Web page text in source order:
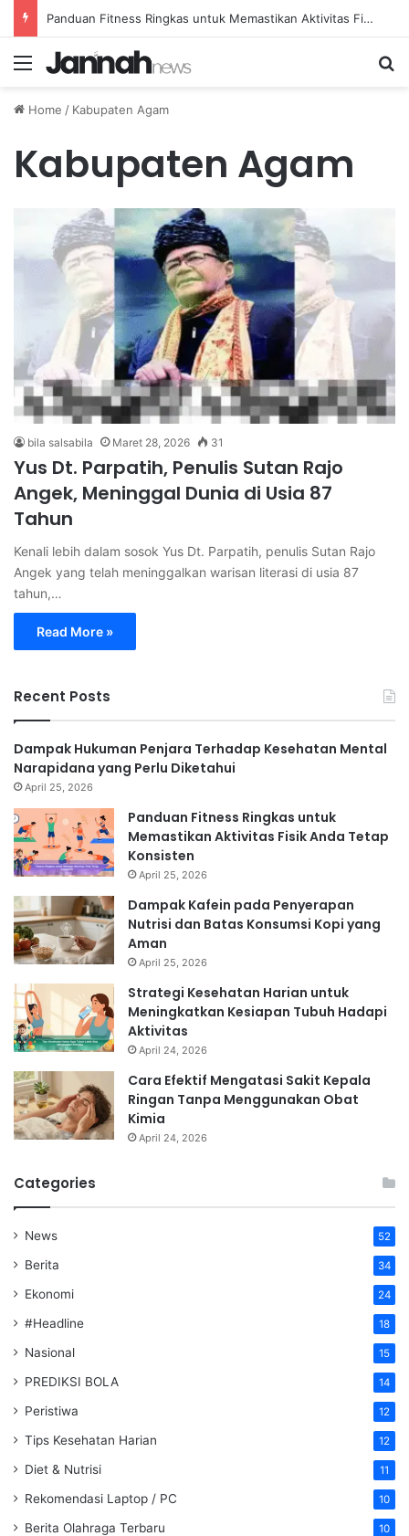
Panduan Fitness Ringkas untuk Memastikan Aktivitas Fisik Anda Tetap Konsisten
Menu
Home / Kabupaten Agam
Kabupaten Agam
bila salsabila Maret 28, 2026 31
Yus Dt. Parpatih, Penulis Sutan Rajo
Angek, Meninggal Dunia di Usia 87
Tahun
Kenali lebih dalam sosok Yus Dt. Parpatih, penulis Sutan Rajo
Angek yang telah meninggalkan warisan literasi di usia 87
tahun,…
Read More »
Recent Posts
Dampak Hukuman Penjara Terhadap Kesehatan Mental
Narapidana yang Perlu Diketahui
April 25, 2026
Panduan Fitness Ringkas untuk
Memastikan Aktivitas Fisik Anda Tetap
Konsisten
April 25, 2026
Dampak Kafein pada Penyerapan
Nutrisi dan Batas Konsumsi Kopi yang
Aman
April 25, 2026
Strategi Kesehatan Harian untuk
Meningkatkan Kesiapan Tubuh Hadapi
Aktivitas
April 24, 2026
Cara Efektif Mengatasi Sakit Kepala
Ringan Tanpa Menggunakan Obat
Kimia
April 24, 2026
Categories
News 52
Berita 34
Ekonomi 24
#Headline 18
Nasional 15
PREDIKSI BOLA 14
Peristiwa 12
Tips Kesehatan Harian 12
Diet & Nutrisi 11
Rekomendasi Laptop / PC 10
Berita Olahraga Terbaru 10